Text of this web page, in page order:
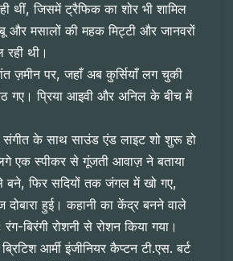
थीं, जिसमें ट्रैफिक का शोर भी शामिल
मसालों की महक मिट्टी और जानवरों
थी।
ज़मीन पर, जहाँ अब कुर्सियाँ लग चुकी
गए। प्रिया आइवी और अनिल के बीच में
संगीत के साथ साउंड एंड लाइट शो शुरू हो
एक स्पीकर से गूंजती आवाज़ ने बताया
बने, फिर सदियों तक जंगल में खो गए,
हुई। कहानी का केंद्र बनने वाले
बिरंगी रोशनी से रोशन किया गया।
आर्मी इंजीनियर कैप्टन टी.एस. बर्ट